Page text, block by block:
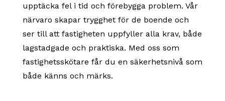
upptäcka fel i tid och förebygga problem. Vår
närvaro skapar trygghet för de boende och
ser till att fastigheten uppfyller alla krav, både
lagstadgade och praktiska. Med oss som
fastighetsskötare får du en säkerhetsnivå som
både känns och märks.